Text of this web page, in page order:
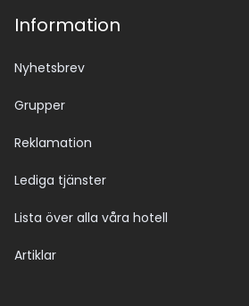
Information
Nyhetsbrev
Grupper
Reklamation
Lediga tjänster
Lista över alla våra hotell
Artiklar